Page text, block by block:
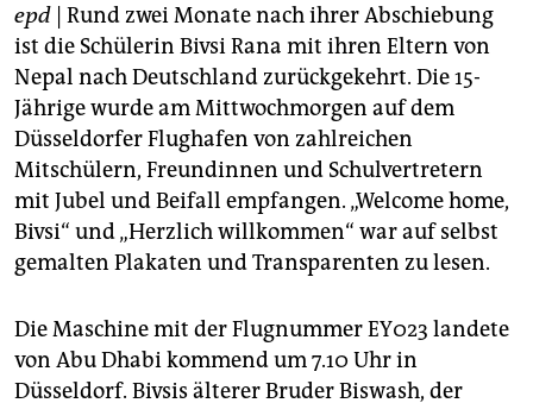
fragen & hilfe
unterstützen
abo
genossenschaft
epaper login
epd | Rund zwei Monate nach ihrer Abschiebung
ist die Schülerin Bivsi Rana mit ihren Eltern von
Nepal nach Deutschland zurückgekehrt. Die 15-
Jährige wurde am Mittwochmorgen auf dem
Düsseldorfer Flughafen von zahlreichen
Mitschülern, Freundinnen und Schulvertretern
mit Jubel und Beifall empfangen. „Welcome home,
Bivsi“ und „Herzlich willkommen“ war auf selbst
gemalten Plakaten und Transparenten zu lesen.
Die Maschine mit der Flugnummer EY023 landete
von Abu Dhabi kommend um 7.10 Uhr in
Düsseldorf. Bivsis älterer Bruder Biswash, der